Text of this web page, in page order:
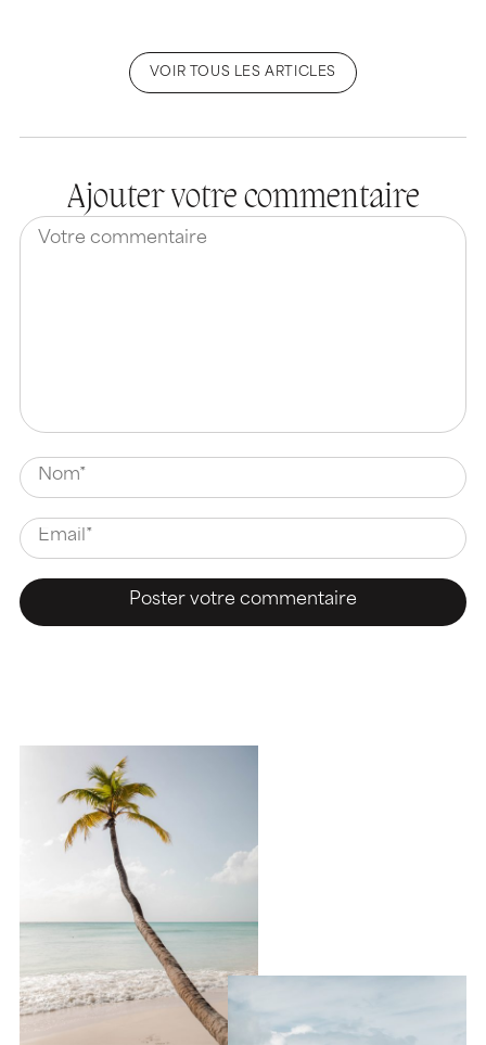
VOIR TOUS LES ARTICLES
Ajouter votre commentaire